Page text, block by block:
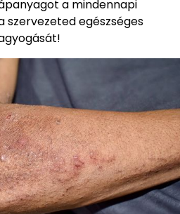
a mindennapi
szervezeted egészséges